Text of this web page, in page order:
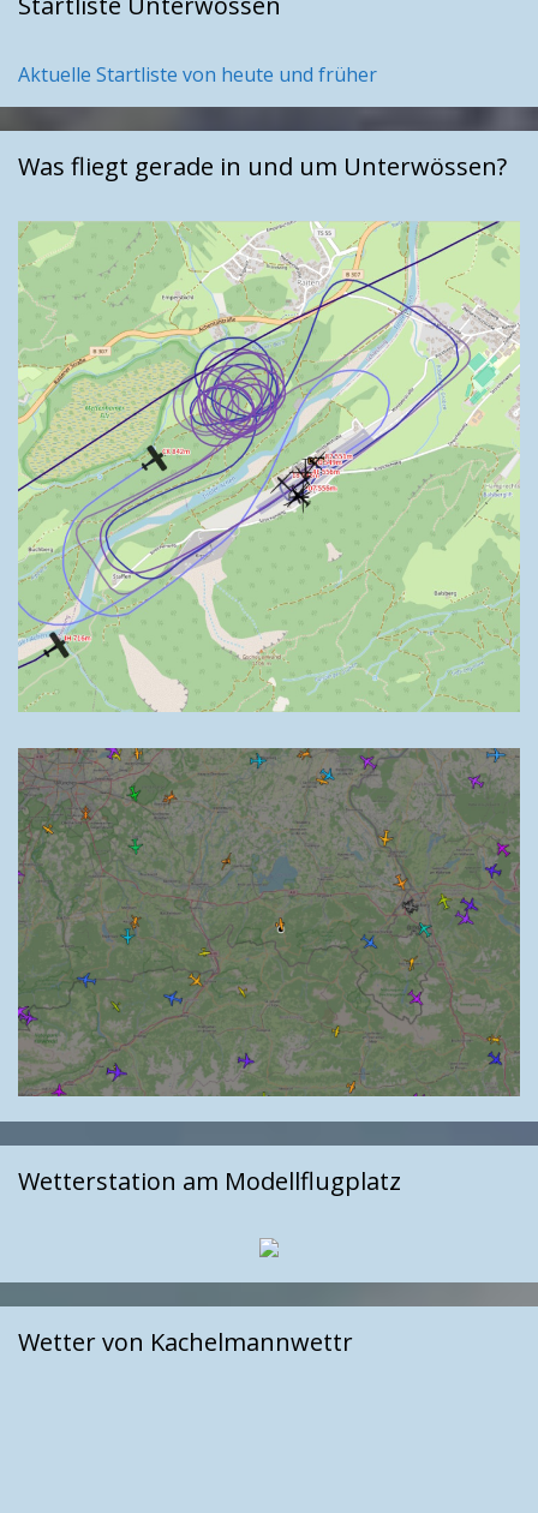
Aktuelle Startliste von heute und früher
Was fliegt gerade in und um Unterwössen?
Wetterstation am Modellflugplatz
Wetter von Kachelmannwettr